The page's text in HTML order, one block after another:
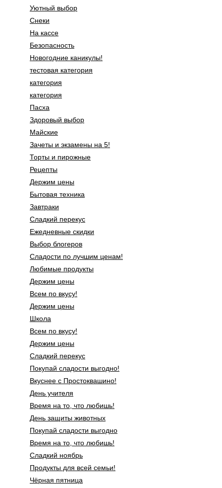
Уютный выбор
Снеки
На кассе
Безопасность
Новогодние каникулы!
тестовая категория
категория
категория
Пасха
Здоровый выбор
Майские
Зачеты и экзамены на 5!
Торты и пирожные
Рецепты
Держим цены
Бытовая техника
Завтраки
Сладкий перекус
Ежедневные скидки
Выбор блогеров
Сладости по лучшим ценам!
Любимые продукты
Держим цены
Всем по вкусу!
Держим цены
Школа
Всем по вкусу!
Держим цены
Сладкий перекус
Покупай сладости выгодно!
Вкуснее с Простоквашино!
День учителя
Время на то, что любишь!
День защиты животных
Покупай сладости выгодно
Время на то, что любишь!
Сладкий ноябрь
Продукты для всей семьи!
Чёрная пятница